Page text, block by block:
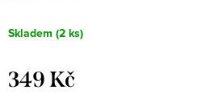
Skladem (2 ks)
349 Kč